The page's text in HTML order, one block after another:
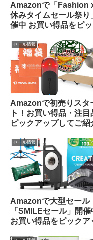
Amazonで「Fashion
休みタイムセール祭り
催中 お買い得品をピ
セール情報
Amazonで初売りスタ
ト！お買い得品・注目
ピックアップしてご紹
セール情報
Amazonで大型セール
「SMILEセール」開催
お買い得品をピックア